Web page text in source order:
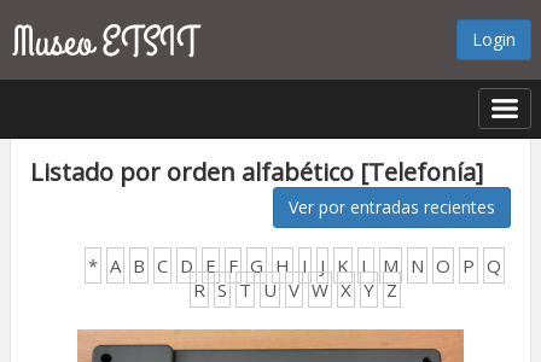
Login
Listado por orden alfabético [Telefonía]
Ver por entradas recientes
* A B C D E F G H I J K L M N O P Q
R S T U V W X Y Z